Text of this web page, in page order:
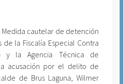
Medida cautelar de detención
la Fiscalía Especial Contra
y la Agencia Técnica de
la acusación por el delito de
de Brus Laguna, Wilmer